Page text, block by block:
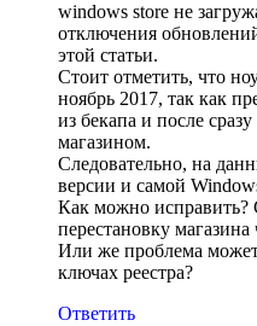
windows store не
отключения
этой статьи.
Стоит отметить, что
ноябрь 2017, так как
из бекапа и после
магазином.
Следовательно, на
версии и самой
Как можно исправить?
перестановку магазина
Или же проблема
ключах реестра?
Ответить